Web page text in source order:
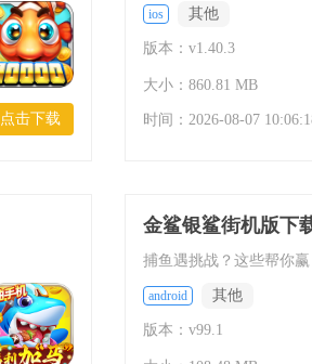
点击下载
ios 其他
版本：v1.40.3
大小：860.81 MB
时间：2026-08-07
金鲨银鲨街机版下
捕鱼遇挑战？这些帮你赢
android 其他
版本：v99.1